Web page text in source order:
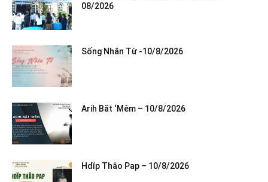
08/2026
Sống Nhân Từ -10/8/2026
Arih Băt ‘Mêm – 10/8/2026
Hdĭp Thâo Pap – 10/8/2026